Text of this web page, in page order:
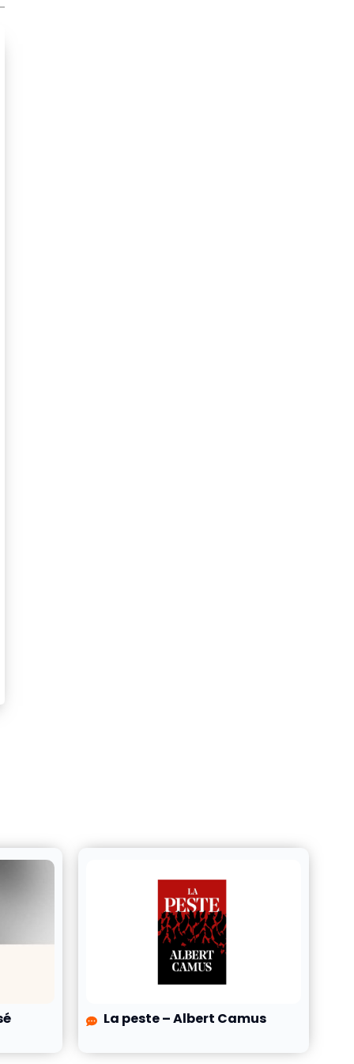
La peste – Albert Camus